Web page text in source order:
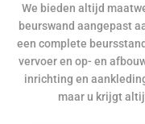
We bieden altijd
beurswand aangepast
een complete
vervoer en op- en
inrichting en
maar u krijgt